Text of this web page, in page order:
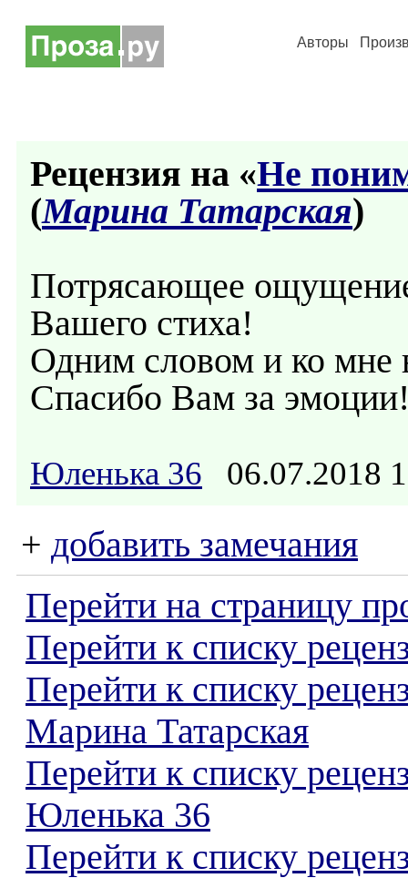
Авторы
Рецензия на «Не
(Марина Татарская)
Потрясающее
Вашего стиха!
Одним словом и ко мне
Спасибо Вам за
Юленька 36 06.07.2018
+ добавить замечания
Перейти на страницу
Перейти к списку
Перейти к списку
Марина Татарская
Перейти к списку
Юленька 36
Перейти к списку